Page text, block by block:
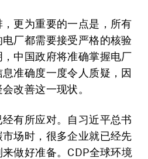
更为重要的一点是，所有
厂都需要接受严格的核验
中国政府将准确掌握电厂
准确度一度令人质疑，因
改善这一现状。
有所应对。自习近平总书
场时，很多企业就已经先
做好准备。CDP全球环境